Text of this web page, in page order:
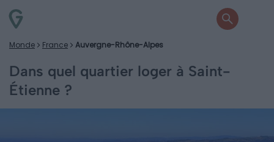
Monde France Auvergne-Rhône-Alpes
Dans quel quartier loger à Saint-
Étienne ?